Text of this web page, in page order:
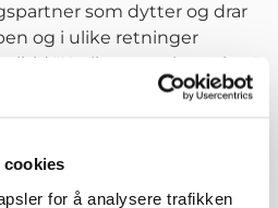
cookies
for å analysere trafikken
som dytter og drar
og i ulike retninger
alltid "Kvalitet over kvantitet"
og stor fart) i